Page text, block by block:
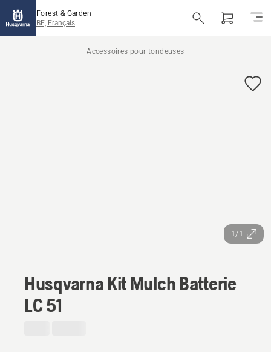
Forest & Garden
BE, Français
Accessoires pour tondeuses
1/1
Husqvarna Kit Mulch Batterie
LC 51